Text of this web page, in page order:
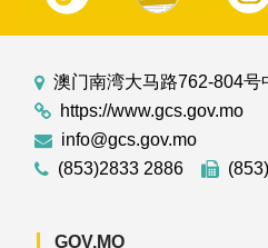
澳门南湾大马路762-804号
https://www.gcs.gov.mo
info@gcs.gov.mo
(853)2833 2886
GOV.MO